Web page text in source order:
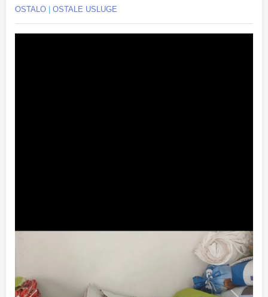
OSTALO OSTALE USLUGE